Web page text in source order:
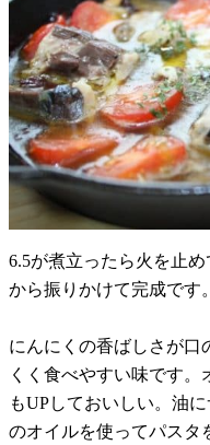
6.5が煮立ったら火を止
から振りかけて完成です。
にんにくの香ばしさが口
くく食べやすい味です。
もUPしておいしい。油
のオイルを使ってパスタ